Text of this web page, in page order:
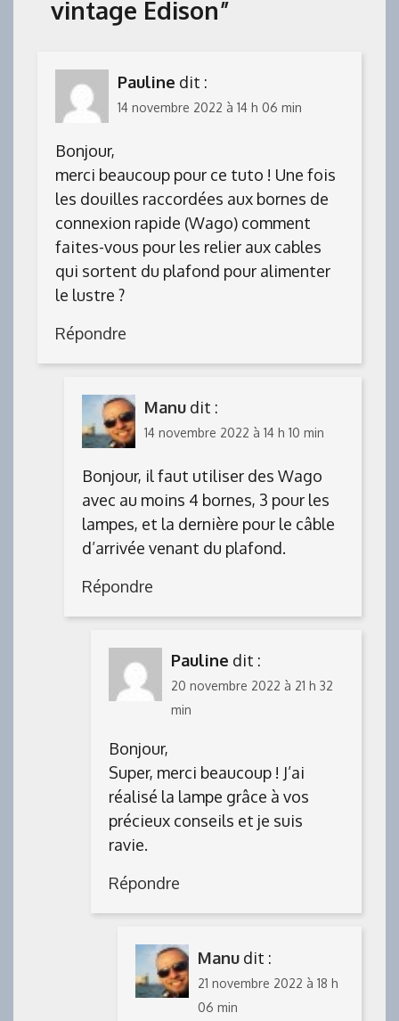
vintage Edison”
Pauline dit :
14 novembre 2022 à 14 h 06 min
Bonjour,
merci beaucoup pour ce tuto ! Une fois
les douilles raccordées aux bornes de
connexion rapide (Wago) comment
faites-vous pour les relier aux cables
qui sortent du plafond pour alimenter
le lustre ?
Répondre
Manu dit :
14 novembre 2022 à 14 h 10 min
Bonjour, il faut utiliser des Wago
avec au moins 4 bornes, 3 pour les
lampes, et la dernière pour le câble
d’arrivée venant du plafond.
Répondre
Pauline dit :
20 novembre 2022 à 21 h 32
min
Bonjour,
Super, merci beaucoup ! J’ai
réalisé la lampe grâce à vos
précieux conseils et je suis
ravie.
Répondre
Manu dit :
21 novembre 2022 à 18 h
06 min